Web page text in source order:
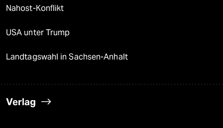
Nahost-Konflikt
USA unter Trump
Landtagswahl in Sachsen-Anhalt
Verlag